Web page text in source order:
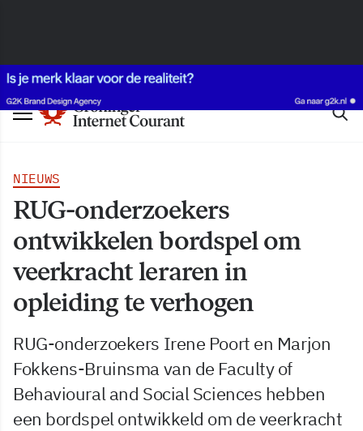
NIEUWS
RUG-onderzoekers
ontwikkelen bordspel om
veerkracht leraren in
opleiding te verhogen
RUG-onderzoekers Irene Poort en Marjon
Fokkens-Bruinsma van de Faculty of
Behavioural and Social Sciences hebben
een bordspel ontwikkeld om de veerkracht